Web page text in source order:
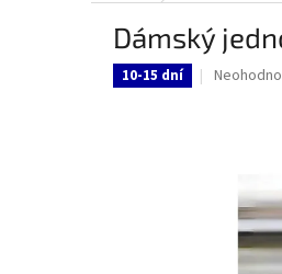
Dámský
10-15 dní
Průměrné